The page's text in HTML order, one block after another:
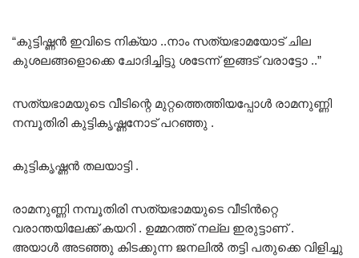
“കുട്ടിഷ്ണൻ ഇവിടെ നിക്യാ ..നാം സത്യഭാമയോട് ചില
കുശലങ്ങളൊക്കെ ചോദിച്ചിട്ടു ശടേന്ന് ഇങ്ങട് വരാട്ടോ ..”
സത്യഭാമയുടെ വീടിന്റെ മുറ്റത്തെത്തിയപ്പോൾ രാമനുണ്ണി
നമ്പൂതിരി കുട്ടികൃഷ്ണനോട് പറഞ്ഞു .
കുട്ടികൃഷ്ണൻ തലയാട്ടി .
രാമനുണ്ണി നമ്പൂതിരി സത്യഭാമയുടെ വീടിൻറ്റെ
വരാന്തയിലേക്ക് കയറി . ഉമ്മറത്ത് നല്ല ഇരുട്ടാണ് .
അയാൾ അടഞ്ഞു കിടക്കുന്ന ജനലിൽ തട്ടി പതുക്കെ വിളിച്ചു